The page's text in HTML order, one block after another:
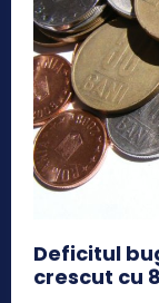
Deficitul
crescut cu